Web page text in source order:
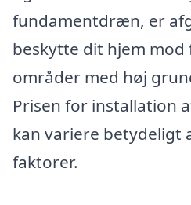
fundamentdræn, er
beskytte dit hjem
områder med høj
Prisen for installation
kan variere
faktorer.